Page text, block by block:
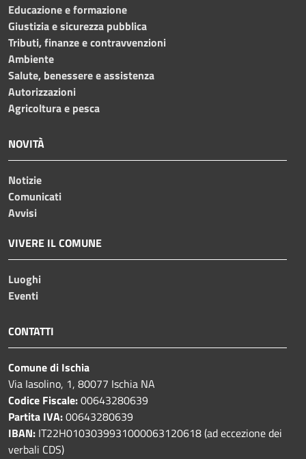
Educazione e formazione
Giustizia e sicurezza pubblica
Tributi, finanze e contravvenzioni
Ambiente
Salute, benessere e assistenza
Autorizzazioni
Agricoltura e pesca
NOVITÀ
Notizie
Comunicati
Avvisi
VIVERE IL COMUNE
Luoghi
Eventi
CONTATTI
Comune di Ischia
Via Iasolino, 1, 80077 Ischia NA
Codice Fiscale:00643280639
Partita IVA:00643280639
IBAN: IT22H0103039931000063120618 (ad eccezione dei
verbali CDS)